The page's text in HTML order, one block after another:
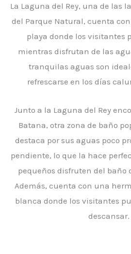
La Laguna del Rey, una de las
del Parque Natural, cuenta
playa donde los visitantes
mientras disfrutan de las
tranquilas aguas son
refrescarse en los días
Junto a la Laguna del Rey
Batana, otra zona de baño
destaca por sus aguas poco
pendiente, lo que la hace
pequeños disfruten del baño
Además, cuenta con una
blanca donde los visitantes
descansar.